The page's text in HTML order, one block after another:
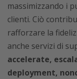
massimizzando i
clienti. Ciò
rafforzare la
anche servizi di
accelerate,
deployment,